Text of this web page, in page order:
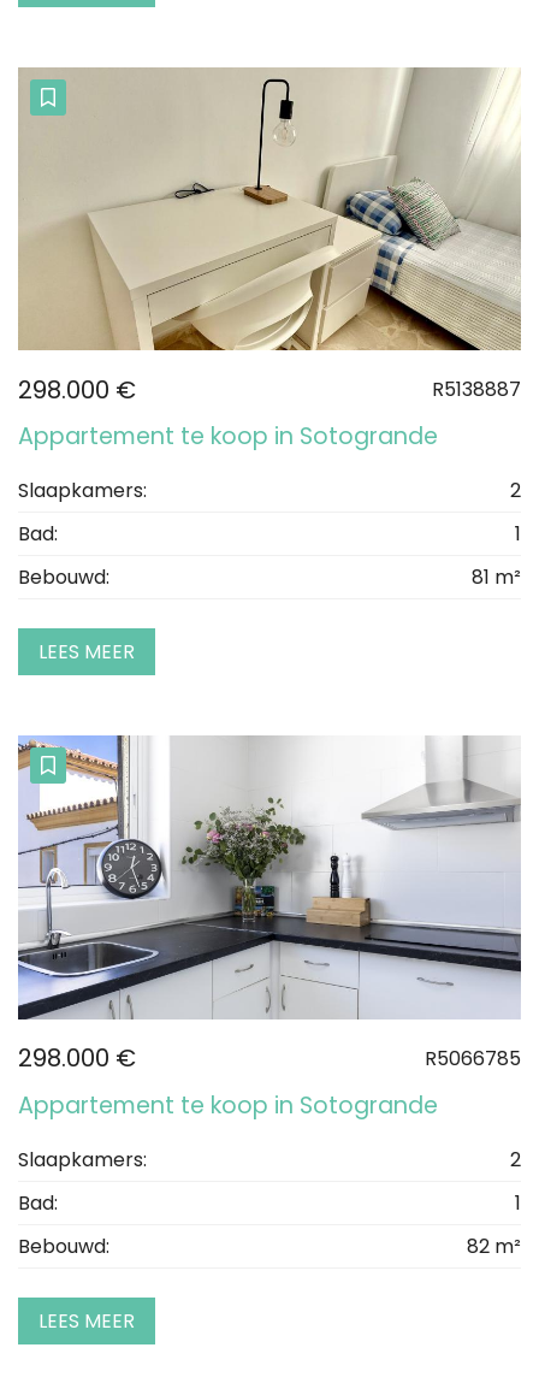
298.000 € R5138887
Appartement te koop in Sotogrande
Slaapkamers:
2
Bad:
1
Bebouwd:
81 m²
LEES MEER
298.000 € R5066785
Appartement te koop in Sotogrande
Slaapkamers:
2
Bad:
1
Bebouwd:
82 m²
LEES MEER